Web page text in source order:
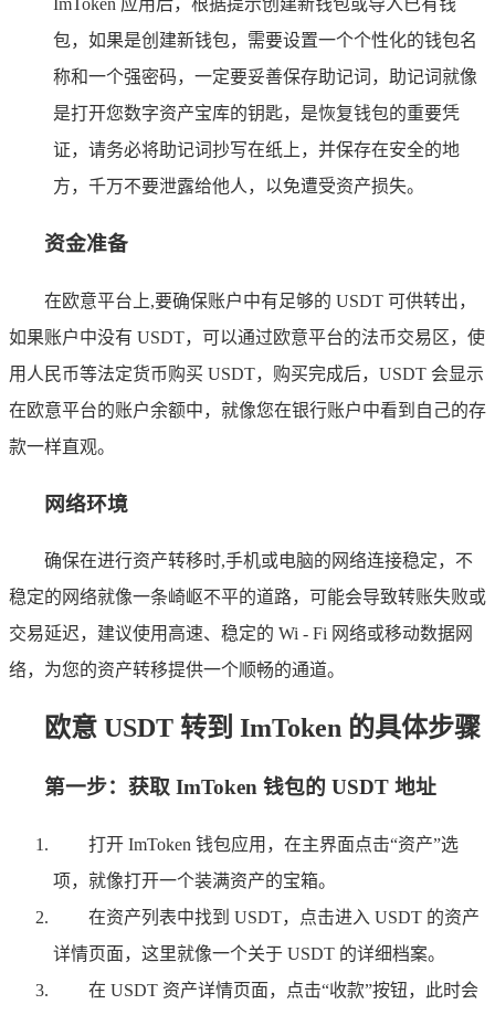
ImToken 应用后，根据提示创建新钱包或导入已有钱
包，如果是创建新钱包，需要设置一个个性化的钱包名
称和一个强密码，一定要妥善保存助记词，助记词就像
是打开您数字资产宝库的钥匙，是恢复钱包的重要凭
证，请务必将助记词抄写在纸上，并保存在安全的地
方，千万不要泄露给他人，以免遭受资产损失。
资金准备
在欧意平台上,要确保账户中有足够的 USDT 可供转出，
如果账户中没有 USDT，可以通过欧意平台的法币交易区，使
用人民币等法定货币购买 USDT，购买完成后，USDT 会显示
在欧意平台的账户余额中，就像您在银行账户中看到自己的存
款一样直观。
网络环境
确保在进行资产转移时,手机或电脑的网络连接稳定，不
稳定的网络就像一条崎岖不平的道路，可能会导致转账失败或
交易延迟，建议使用高速、稳定的 Wi - Fi 网络或移动数据网
络，为您的资产转移提供一个顺畅的通道。
欧意 USDT 转到 ImToken 的具体步骤
第一步：获取 ImToken 钱包的 USDT 地址
打开 ImToken 钱包应用，在主界面点击“资产”选
项，就像打开一个装满资产的宝箱。
在资产列表中找到 USDT，点击进入 USDT 的资产
详情页面，这里就像一个关于 USDT 的详细档案。
在 USDT 资产详情页面，点击“收款”按钮，此时会